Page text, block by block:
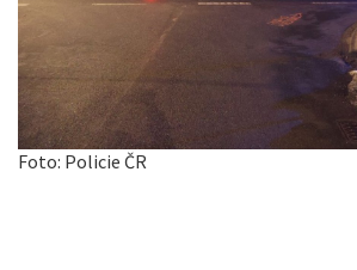
Foto: Policie ČR